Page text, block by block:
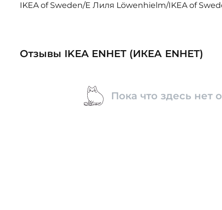
IKEA of Sweden/E Лиля Löwenhielm/IKEA of
Отзывы IKEA ENHET (ИКЕА ENHET)
Пока что здесь нет